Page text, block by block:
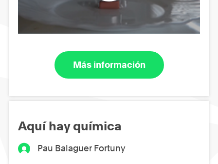
Más información
Aquí hay química
Pau Balaguer Fortuny